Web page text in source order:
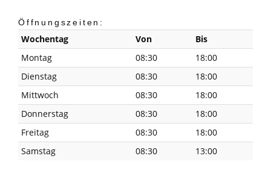
Öffnungszeiten:
Wochentag Von
Bis
Montag
08:30
18:00
Dienstag
08:30
18:00
Mittwoch
08:30
18:00
Donnerstag
08:30
18:00
Freitag
08:30
18:00
Samstag
08:30 13:00